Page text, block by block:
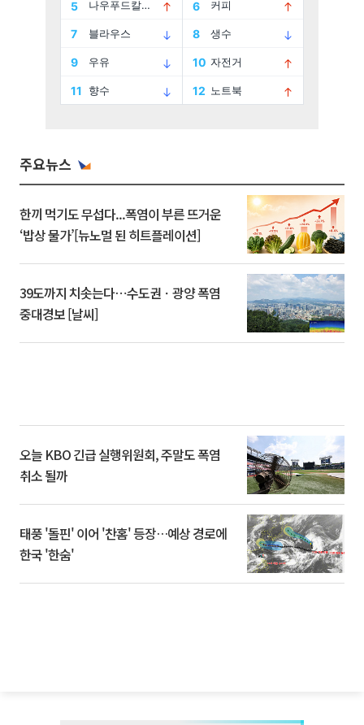
주요뉴스
한끼 먹기도 무섭다...폭염이 부른 뜨거운
‘밥상 물가’[뉴노멀 된 히트플레이션]
39도까지 치솟는다⋯수도권ㆍ광양 폭염
중대경보 [날씨]
오늘 KBO 긴급 실행위원회, 주말도 폭염
취소 될까
태풍 '돌핀' 이어 '찬홈' 등장…예상 경로에
한국 '한숨'